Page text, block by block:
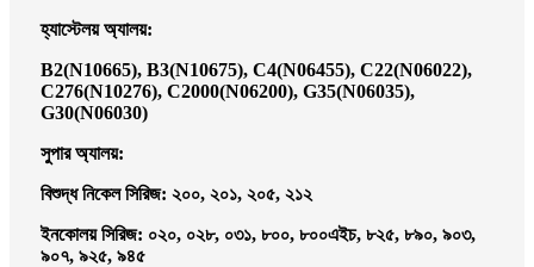
হ্যাস্টেলয় অ্যালয়:
B2(N10665), B3(N10675), C4(N06455), C22(N06022),
C276(N10276), C2000(N06200), G35(N06035),
G30(N06030)
সুপার অ্যালয়:
বিশুদ্ধ নিকেল সিরিজ: ২০০, ২০১, ২০৫, ২১২
ইনকোলয় সিরিজ: ০২০, ০২৮, ০৩১, ৮০০, ৮০০এইচ, ৮২৫, ৮৯০, ৯০৩,
৯০৭, ৯২৫, ৯৪৫